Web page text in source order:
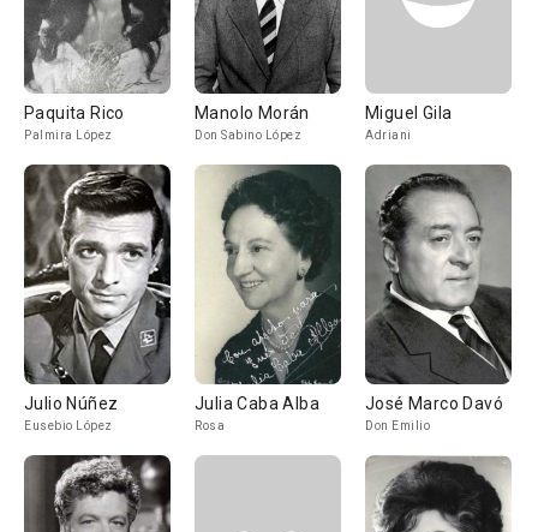
Paquita Rico
Palmira López
Manolo Morán
Don Sabino López
Miguel Gila
Adriani
Julio Núñez
Eusebio López
Julia Caba Alba
Rosa
José Marco Davó
Don Emilio